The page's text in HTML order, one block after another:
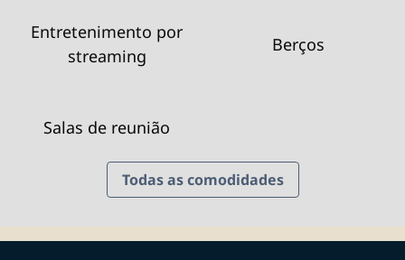
Entretenimento por
streaming
Berços
Salas de reunião
Todas as comodidades